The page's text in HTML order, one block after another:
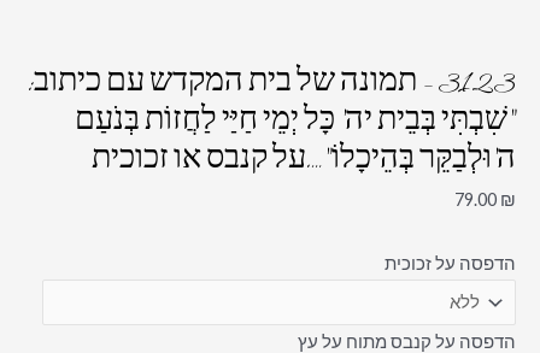
3123 – תמונה של בית המקדש עם כיתוב:
"שִׁבְתִּי בְּבֵית יה' כָּל יְמֵי חַיַּי לַחֲזוֹת בְּנֹעַם
ה'וּלְבַקֵּר בְּהֵיכָלוֹ"….על קנבס או זכוכית
79.00 ₪
הדפסה על זכוכית
הדפסה על קנבס מתוח על עץ